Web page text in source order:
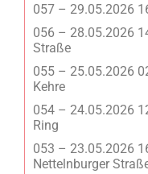
057 – 29.05.2026
056 – 28.05.2026
Straße
055 – 25.05.2026
Kehre
054 – 24.05.2026
Ring
053 – 23.05.2026
Nettelnburger